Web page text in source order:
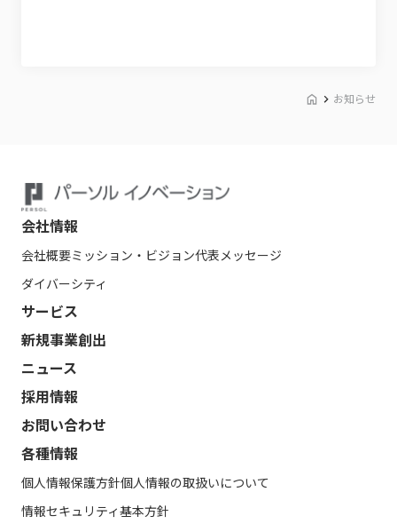
お知らせ
会社情報
会社概要ミッション・ビジョン代表メッセージ
ダイバーシティ
サービス
新規事業創出
ニュース
採用情報
お問い合わせ
各種情報
個人情報保護方針個人情報の取扱いについて
情報セキュリティ基本方針